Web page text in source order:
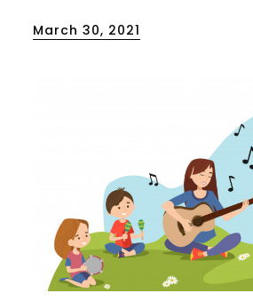
Posted
March 30, 2021